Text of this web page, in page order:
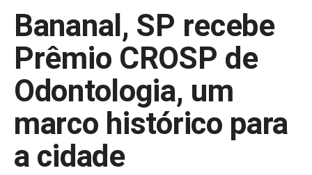
Bananal, SP recebe
Prêmio CROSP de
Odontologia, um
marco histórico para
a cidade